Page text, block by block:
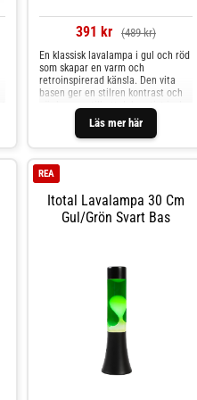
391 kr (489 kr)
Läs mer här
En klassisk lavalampa i gul och röd
som skapar en varm och
retroinspirerad känsla. Den vita
basen ger en stilren kontrast och
i både moderna och klassiska rum.
Itotal Lavalampa 30 Cm
Gul/grön Svart Bas
REA